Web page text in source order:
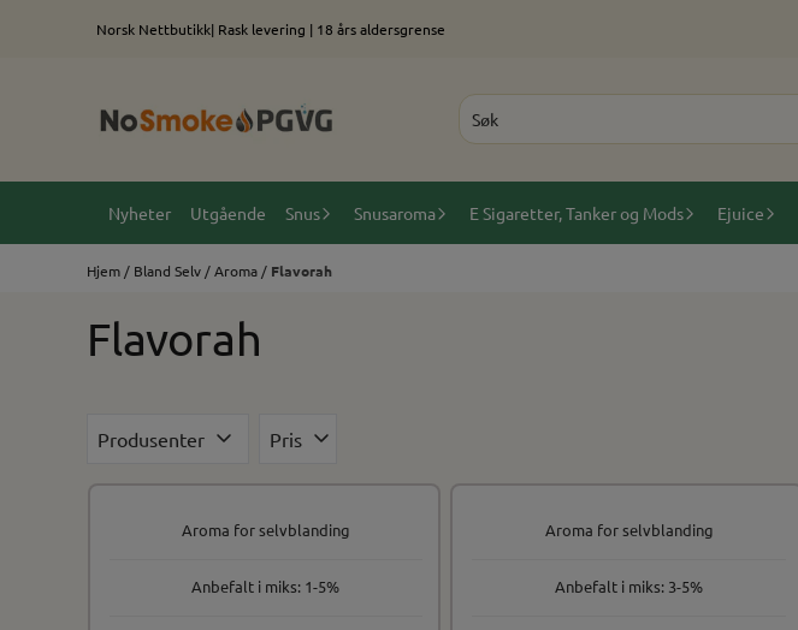
Hopp til innholdNorsk Nettbutikk| Rask levering | 18 års aldersgrense
Nyheter Utgående Snus Snusaroma E Sigaretter, Tanker og Mods Ejuice
Hjem / Bland Selv /Aroma / Flavorah
Flavorah
Produsenter Pris
Aroma for selvblanding
Anbefalt i miks: 1-5%
Aroma for selvblanding
Anbefalt i miks: 3-5%